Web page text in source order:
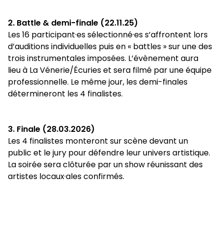
2. Battle & demi-finale (22.11.25)
Les 16 participant·es sélectionné·es s’affrontent lors
d’auditions individuelles puis en « battles » sur une des
trois instrumentales imposées. L’évènement aura
lieu à La Vénerie/Écuries et sera filmé par une équipe
professionnelle. Le même jour, les demi-finales
détermineront les 4 finalistes.
3. Finale (28.03.2026)
Les 4 finalistes monteront sur scène devant un
public et le jury pour défendre leur univers artistique.
La soirée sera clôturée par un show réunissant des
artistes locaux·ales confirmés.